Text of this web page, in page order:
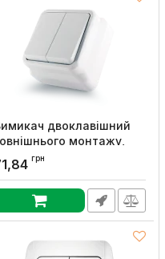
двоклавішний
монтажу,
білий, Erste
Артикул:
грн